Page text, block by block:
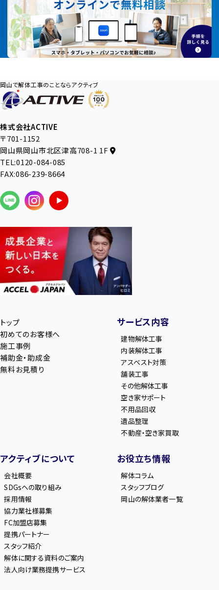
岡山で解体工事のことならアクティブ
株式会社ACTIVE
〒701-1152
岡山県岡山市北区津高708-1 1F
TEL:0120-084-085
FAX:086-239-8664
トップ
初めてのお客様へ
施工事例
補助金・助成金
無料お見積り
サービス内容
建物解体工事
内装解体工事
アスベスト対策
舗装工事
その他解体工事
空き家サポート
不用品回収
遺品整理
不動産・空き家買取
アクティブについて
会社概要
SDGsへの取り組み
採用情報
協力業社様募集
FC加盟店募集
提携パートナー
スタッフ紹介
解体に関する資料のご案内
法人向け業務提携サービス
お役立ち情報
解体コラム
スタッフブログ
岡山の解体業者一覧